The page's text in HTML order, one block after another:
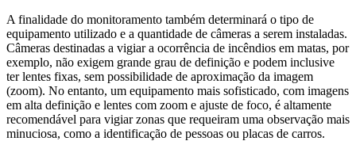
A finalidade do monitoramento também determinará o tipo de
equipamento utilizado e a quantidade de câmeras a serem instaladas.
Câmeras destinadas a vigiar a ocorrência de incêndios em matas, por
exemplo, não exigem grande grau de definição e podem inclusive
ter lentes fixas, sem possibilidade de aproximação da imagem
(zoom). No entanto, um equipamento mais sofisticado, com imagens
em alta definição e lentes com zoom e ajuste de foco, é altamente
recomendável para vigiar zonas que requeiram uma observação mais
minuciosa, como a identificação de pessoas ou placas de carros.